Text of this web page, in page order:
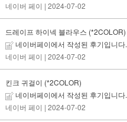
네이버 페이 | 2024-07-02
드레이프 하이넥 블라우스 (*2COLOR)
네이버페이에서 작성된 후기입니다.
네이버 페이 | 2024-07-02
킨크 귀걸이 (*2COLOR)
네이버페이에서 작성된 후기입니다.
네이버 페이 | 2024-07-02